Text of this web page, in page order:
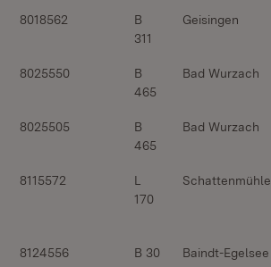
8018562
B
311
Geisingen
8025550
B
465
Bad Wurzach
8025505
B
465
Bad Wurzach
8115572
L
170
Schattenmühle
8124556 B 30 Baindt-Egelsee